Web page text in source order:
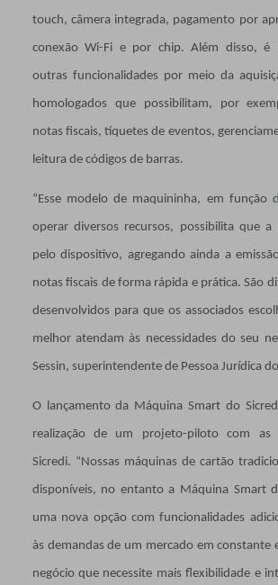
touch, câmera integrada, pagamento por
conexão Wi-Fi e por chip. Além disso, é
outras funcionalidades por meio da
homologados que possibilitam, por
notas fiscais, tíquetes de eventos,
leitura de códigos de barras.
“Esse modelo de maquininha, em função
operar diversos recursos, possibilita que a
pelo dispositivo, agregando ainda a
notas fiscais de forma rápida e prática. São
desenvolvidos para que os associados
melhor atendam às necessidades do seu
Sessin, superintendente de Pessoa Jurídica
O lançamento da Máquina Smart do
realização de um projeto-piloto com as
Sicredi. “Nossas máquinas de cartão
disponíveis, no entanto a Máquina Smart
uma nova opção com funcionalidades
às demandas de um mercado em constante
negócio que necessite mais flexibilidade e